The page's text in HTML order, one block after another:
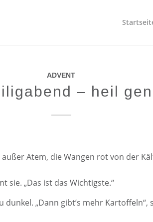
ADVENT
– heil
Atem, die Wangen rot von der
sie. „Das ist das Wichtigste.“
„Dann gibt’s mehr Kartoffeln“,